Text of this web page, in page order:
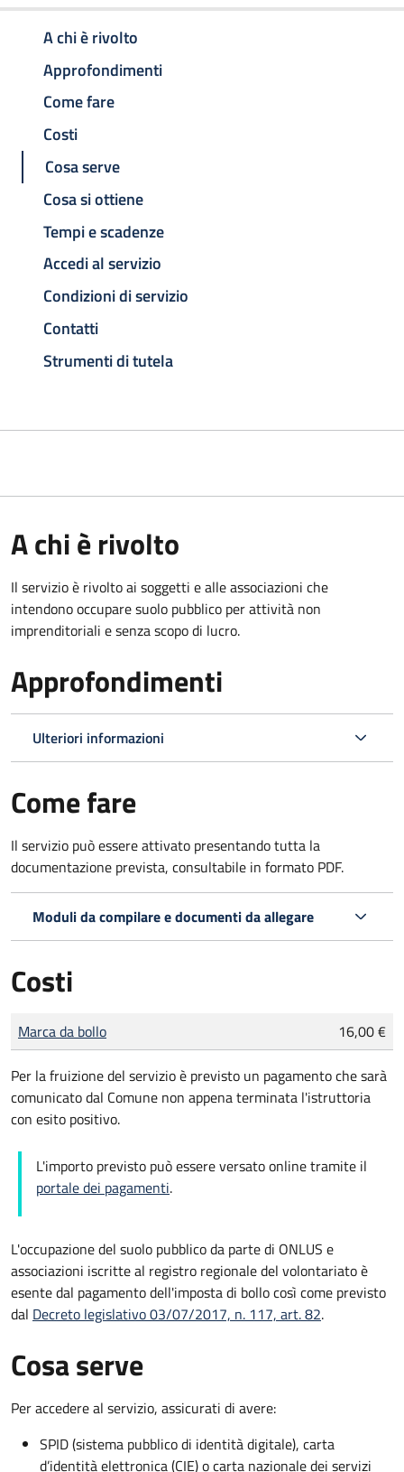
A chi è rivolto
Approfondimenti
Come fare
Costi
Cosa serve
Cosa si ottiene
Tempi e scadenze
Accedi al servizio
Condizioni di servizio
Contatti
Strumenti di tutela
A chi è rivolto
Il servizio è rivolto ai soggetti e alle associazioni che
intendono occupare suolo pubblico per attività non
imprenditoriali e senza scopo di lucro.
Approfondimenti
Ulteriori informazioni
Come fare
Il servizio può essere attivato presentando tutta la
documentazione prevista, consultabile in formato PDF.
Moduli da compilare e documenti da allegare
Costi
Tipo di pagamento
Importo
Marca da bollo 16,00 €
Per la fruizione del servizio è previsto un pagamento che sarà
comunicato dal Comune non appena terminata l'istruttoria
con esito positivo.
L'importo previsto può essere versato online tramite il
portale dei pagamenti.
L'occupazione del suolo pubblico da parte di ONLUS e
associazioni iscritte al registro regionale del volontariato è
esente dal pagamento dell'imposta di bollo così come previsto
dal Decreto legislativo 03/07/2017, n. 117, art. 82.
Cosa serve
Per accedere al servizio, assicurati di avere:
SPID (sistema pubblico di identità digitale), carta
d’identità elettronica (CIE) o carta nazionale dei servizi